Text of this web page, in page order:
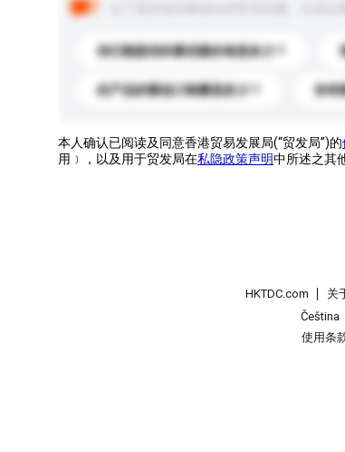
你们能提供的最优惠价格是多少？
此产品的最低订购量是多少？ 你有
本人确认已阅读及同意香港贸易发展局(“贸发局”)的
用﹞，以及用于贸发局在私隐政策声明中所述之其
HKTDC.com 关
Čeština
使用条